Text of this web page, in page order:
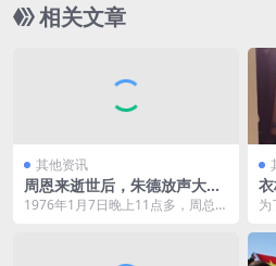
相关文章
其他资讯
周恩来逝世后，朱德放声大
哭，毛主席默默流泪，同年相
1976年1月7日晚上11点多，周总理
为
就